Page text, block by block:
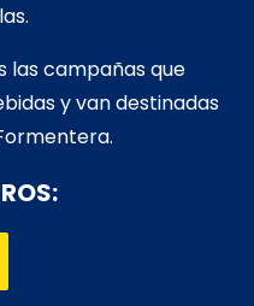
las campañas que
y van destinadas